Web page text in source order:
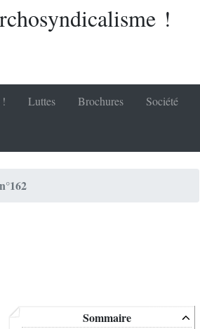
!
Luttes Brochures Société
Sommaire